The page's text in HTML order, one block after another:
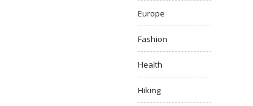
Europe
Fashion
Health
Hiking